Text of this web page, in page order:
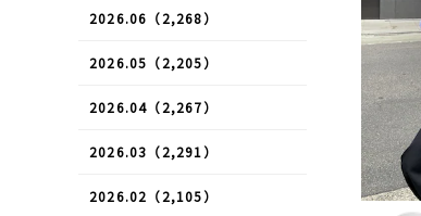
2026.06（2,268）
2026.05（2,205）
2026.04（2,267）
2026.03（2,291）
2026.02（2,105）